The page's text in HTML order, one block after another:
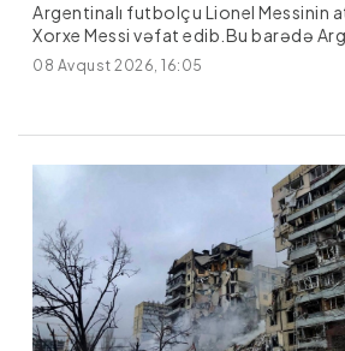
Argentinalı futbolçu Lionel Messinin
Xorxe Messi vəfat edib.Bu barədə
mediası məlumat yayıb.Xorxe Messi
olunduğu xəstəxanada 68 yaşında
08 Avqust 2026, 16:05